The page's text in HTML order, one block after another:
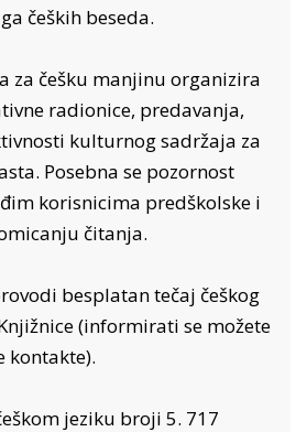
čeških beseda.
za češku manjinu organizira
radionice, predavanja,
kulturnog sadržaja za
Posebna se pozornost
korisnicima predškolske i
čitanja.
besplatan tečaj češkog
(informirati se možete
kontakte).
jeziku broji 5. 717